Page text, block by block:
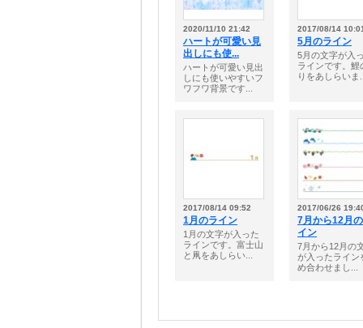
2020/11/10 21:42
ハートが可愛い見
出しにも使...
ハートが可愛い見出
しにも使いやすいフ
ワフワ背景です...
2017/08/14
5月のライン
5月の文字が入
ラインです。鯉
りをあしらいま
2017/08/14 09:52
1月のライン
1月の文字が入った
ラインです。富士山
と凧をあしらい...
2017/06/26
7月から12月
イン
7月から12月の
が入ったライン
め合わせまし...